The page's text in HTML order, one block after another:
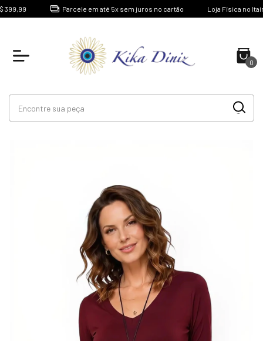
Parcele em até 5x sem juros no cartão Loja Física no Itaim Bibi
0